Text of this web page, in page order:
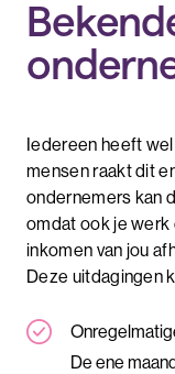
Iedereen heeft
mensen raakt dit
ondernemers kan
omdat ook je werk
inkomen van jou
Deze uitdagingen
De ene